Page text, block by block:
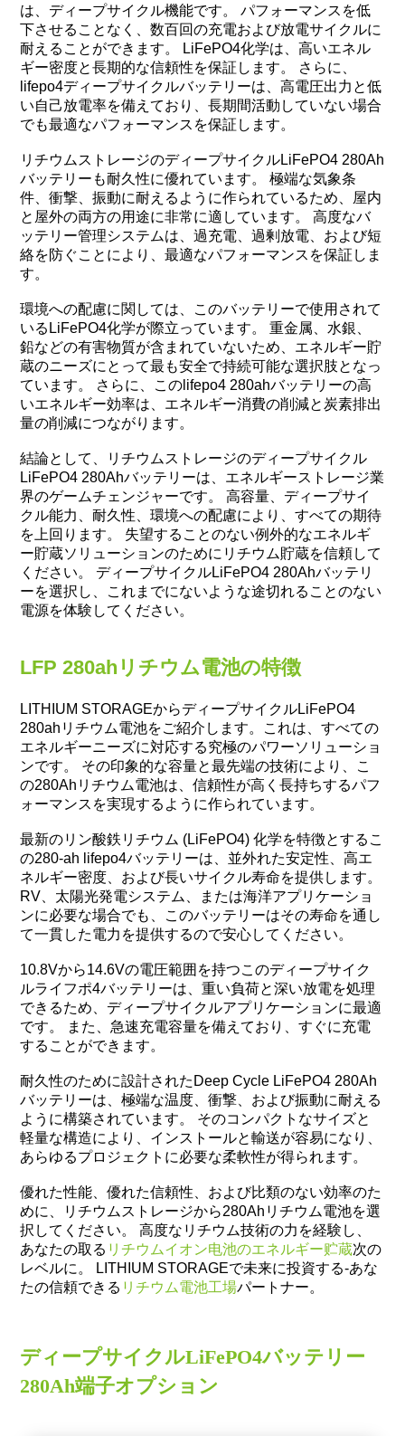
は、ディープサイクル機能です。 パフォーマンスを低
下させることなく、数百回の充電および放電サイクルに
耐えることができます。 LiFePO4化学は、高いエネル
ギー密度と長期的な信頼性を保証します。 さらに、
lifepo4ディープサイクルバッテリーは、高電圧出力と低
い自己放電率を備えており、長期間活動していない場合
でも最適なパフォーマンスを保証します。
リチウムストレージのディープサイクルLiFePO4 280Ah
バッテリーも耐久性に優れています。 極端な気象条
件、衝撃、振動に耐えるように作られているため、屋内
と屋外の両方の用途に非常に適しています。 高度なバ
ッテリー管理システムは、過充電、過剰放電、および短
絡を防ぐことにより、最適なパフォーマンスを保証しま
す。
環境への配慮に関しては、このバッテリーで使用されて
いるLiFePO4化学が際立っています。 重金属、水銀、
鉛などの有害物質が含まれていないため、エネルギー貯
蔵のニーズにとって最も安全で持続可能な選択肢となっ
ています。 さらに、このlifepo4 280ahバッテリーの高
いエネルギー効率は、エネルギー消費の削減と炭素排出
量の削減につながります。
結論として、リチウムストレージのディープサイクル
LiFePO4 280Ahバッテリーは、エネルギーストレージ業
界のゲームチェンジャーです。 高容量、ディープサイ
クル能力、耐久性、環境への配慮により、すべての期待
を上回ります。 失望することのない例外的なエネルギ
ー貯蔵ソリューションのためにリチウム貯蔵を信頼して
ください。 ディープサイクルLiFePO4 280Ahバッテリ
ーを選択し、これまでにないような途切れることのない
電源を体験してください。
LFP 280ahリチウム電池の特徴
LITHIUM STORAGEからディープサイクルLiFePO4
280ahリチウム電池をご紹介します。これは、すべての
エネルギーニーズに対応する究極のパワーソリューショ
ンです。 その印象的な容量と最先端の技術により、こ
の280Ahリチウム電池は、信頼性が高く長持ちするパフ
ォーマンスを実現するように作られています。
最新のリン酸鉄リチウム (LiFePO4) 化学を特徴とするこ
の280-ah lifepo4バッテリーは、並外れた安定性、高エ
ネルギー密度、および長いサイクル寿命を提供します。
RV、太陽光発電システム、または海洋アプリケーショ
ンに必要な場合でも、このバッテリーはその寿命を通し
て一貫した電力を提供するので安心してください。
10.8Vから14.6Vの電圧範囲を持つこのディープサイク
ルライフポ4バッテリーは、重い負荷と深い放電を処理
できるため、ディープサイクルアプリケーションに最適
です。 また、急速充電容量を備えており、すぐに充電
することができます。
耐久性のために設計されたDeep Cycle LiFePO4 280Ah
バッテリーは、極端な温度、衝撃、および振動に耐える
ように構築されています。 そのコンパクトなサイズと
軽量な構造により、インストールと輸送が容易になり、
あらゆるプロジェクトに必要な柔軟性が得られます。
優れた性能、優れた信頼性、および比類のない効率のた
めに、リチウムストレージから280Ahリチウム電池を選
択してください。 高度なリチウム技術の力を経験し、
あなたの取る リチウムイオン电池のエネルギー贮蔵次の
レベルに。 LITHIUM STORAGEで未来に投資する-あな
たの信頼できる リチウム電池工場パートナー。
ディープサイクルLiFePO4バッテリー
280Ah端子オプション